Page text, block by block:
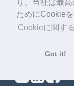
り、当社は最
ためにCookieを
Cookieに関す
Got it!
© Export